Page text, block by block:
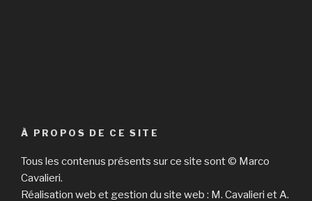
À PROPOS DE CE SITE
Tous les contenus présents sur ce site sont © Marco
Cavalieri.
Réalisation web et gestion du site web : M. Cavalieri et A.